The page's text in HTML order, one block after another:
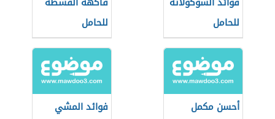
للحامل
للحامل
أحسن مكمل
فوائد المشي